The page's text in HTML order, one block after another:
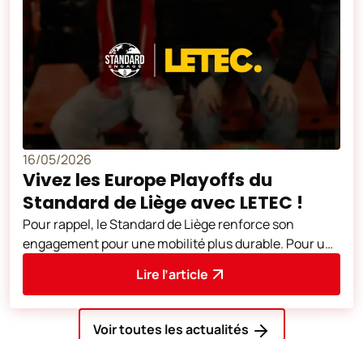
16/05/2026
Vivez les Europe Playoffs du
Standard de Liège avec LETEC !
Pour rappel, le Standard de Liège renforce son
engagement pour une mobilité plus durable. Pour un
Lire l’article
Voir toutes les actualités